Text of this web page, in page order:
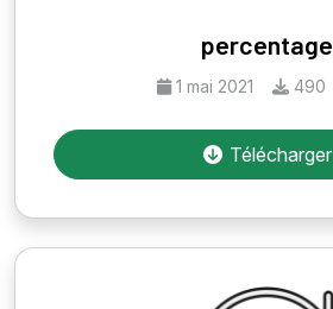
percentage
1 mai 2021 490
Télécharger